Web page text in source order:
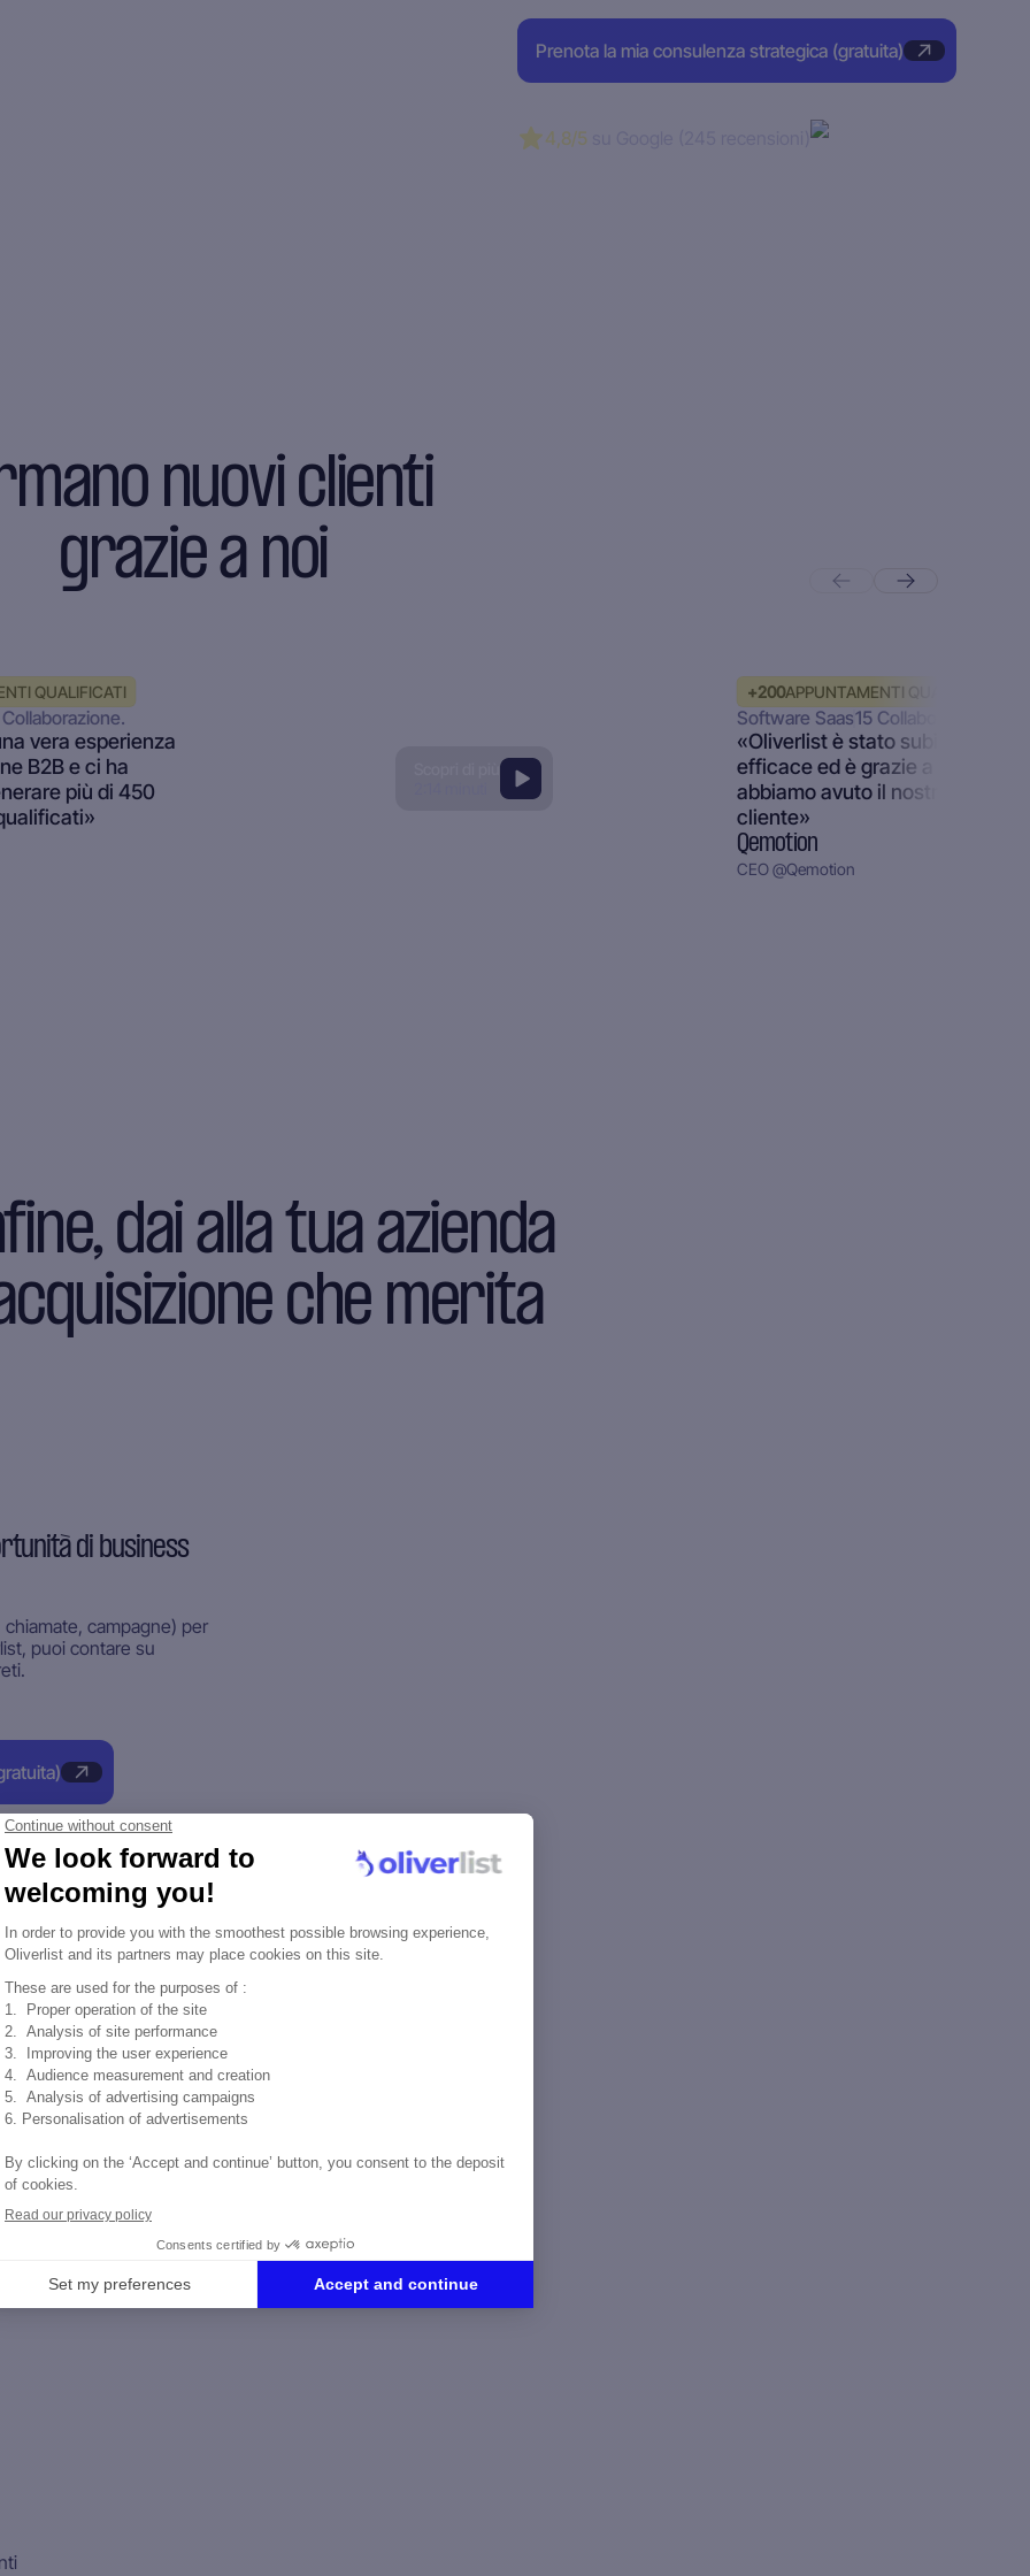
Prenota la mia consulenza strategica (gratuita)
4,8/5
nuovi clienti
grazie a noi
QUALIFICATI
vera esperienza
B2B e ci ha
più di 450
+200APPUNTAMENTI QUALIFICATI
Software Saas15Collaborazione.
«Oliverlist è stato subito molto
efficace ed è grazie a loro che
abbiamo avuto il nostro più
cliente»
Qemotion
CEO@Qemotion
dai alla tua azienda
che merita
di business
chiamate, campagne) per
puoi contare su
(quelli che hanno
di fissare
e di comunicare
PMI senza un